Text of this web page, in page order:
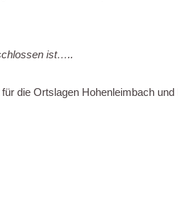
ist…..
die Ortslagen Hohenleimbach und